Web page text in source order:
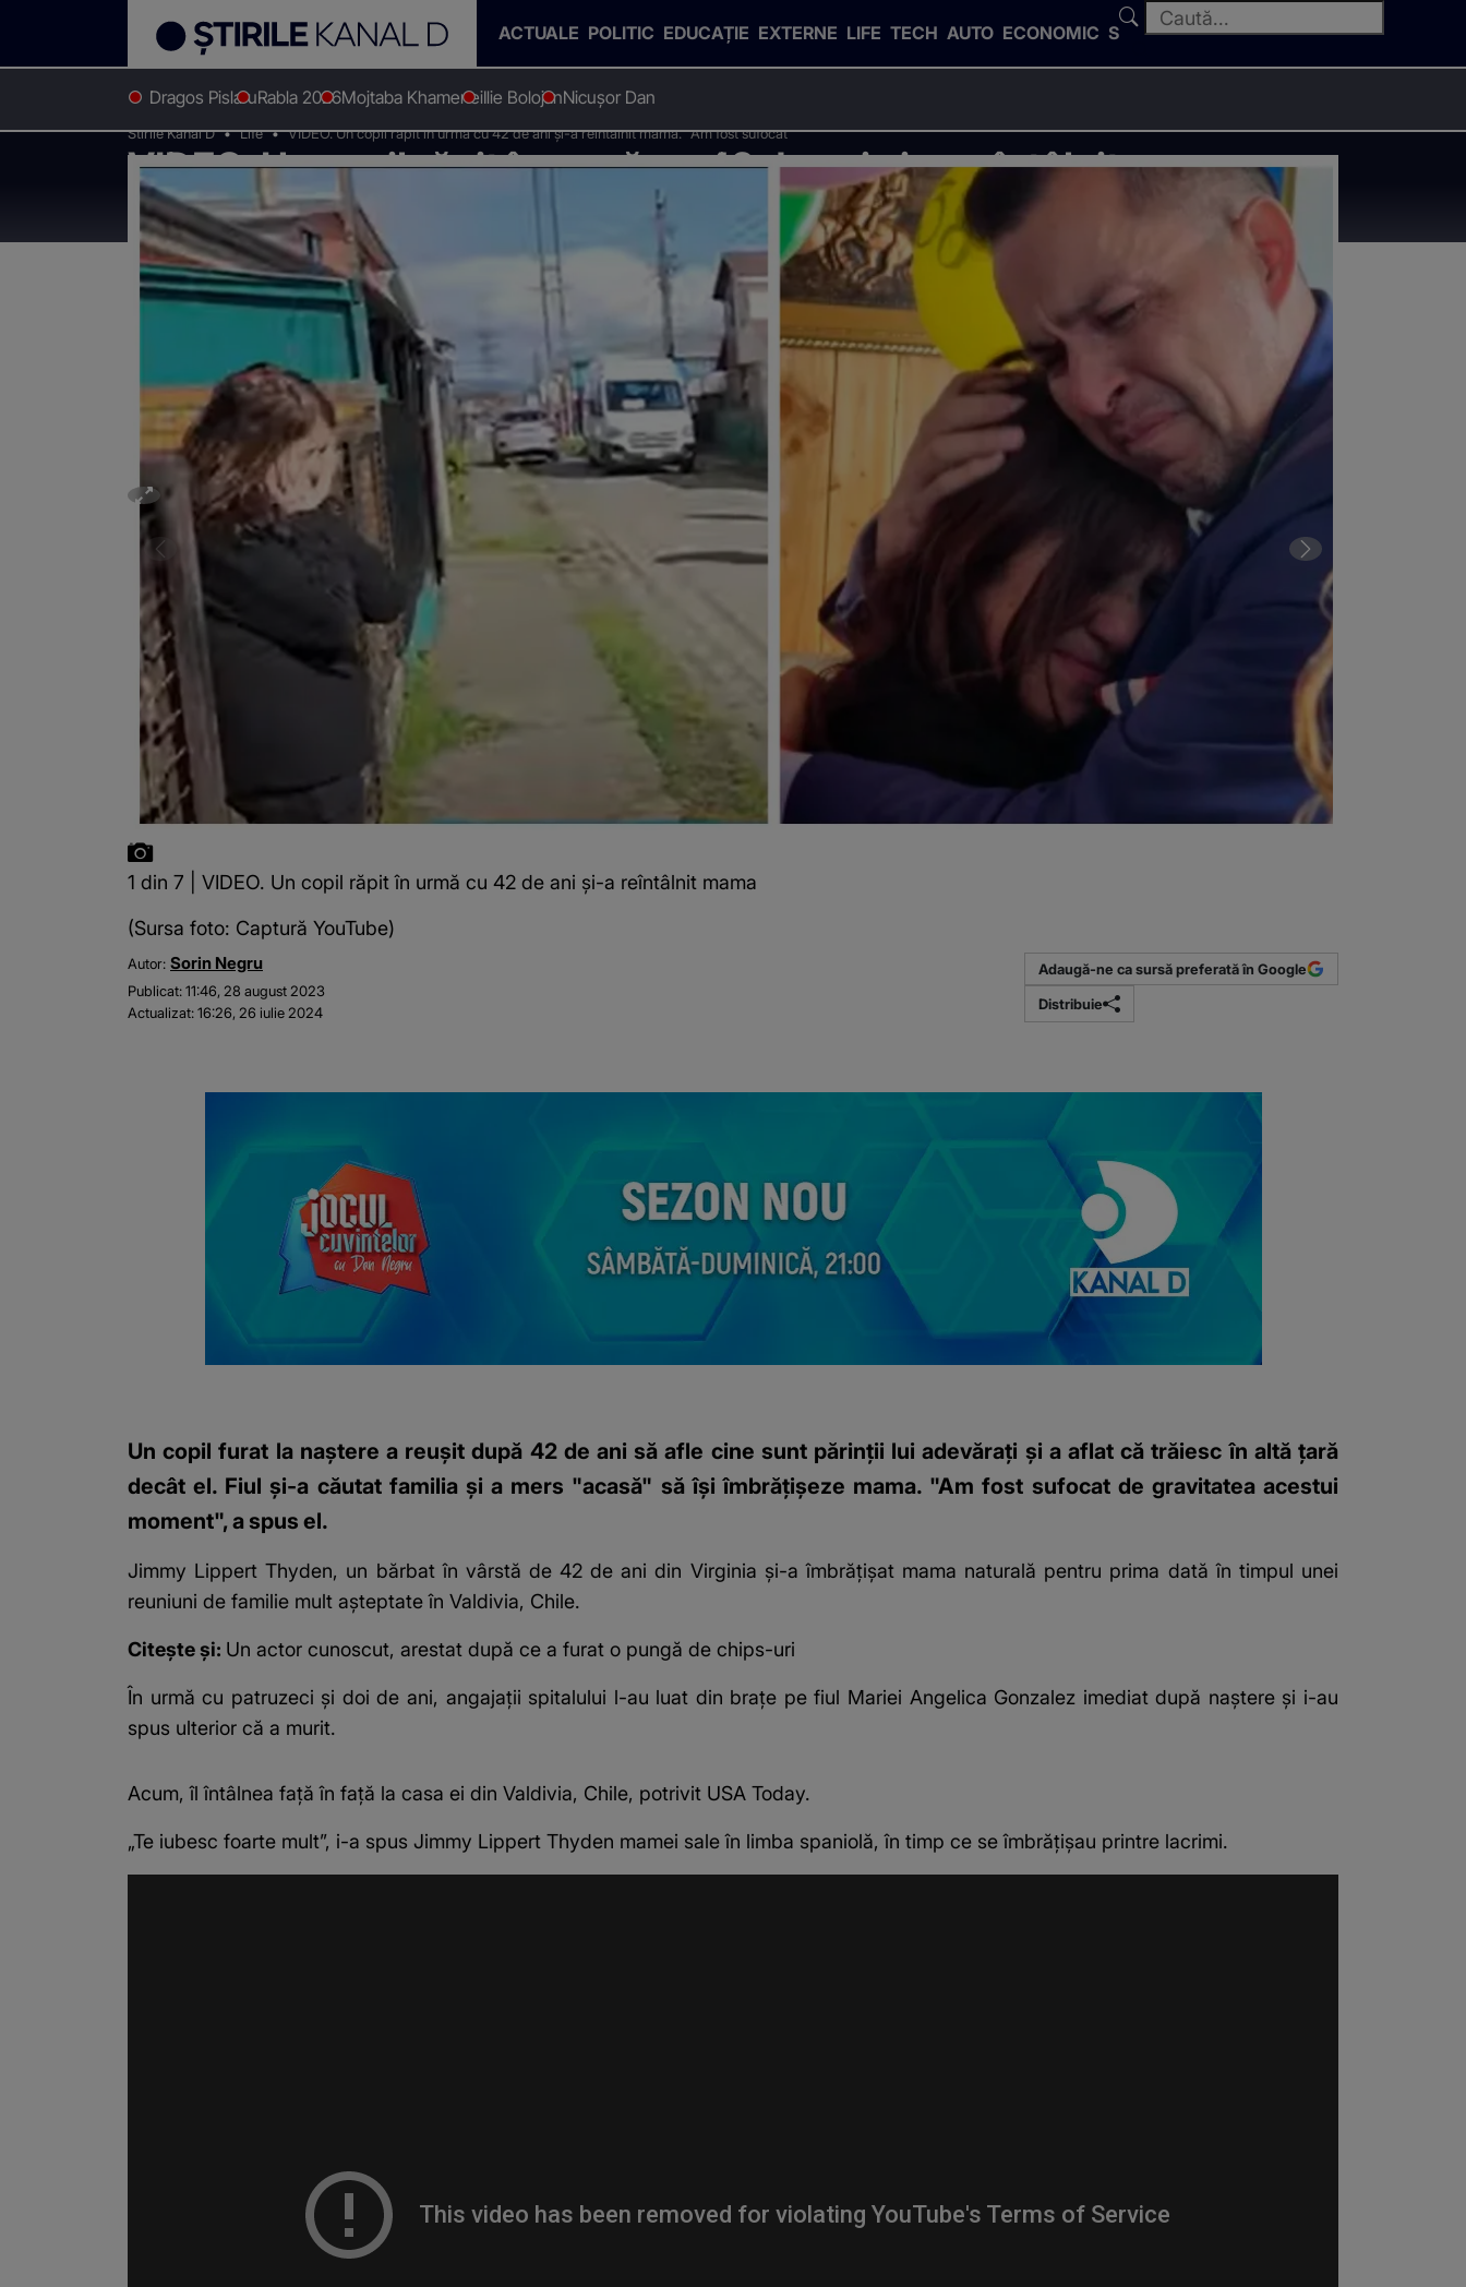
ACTUALE POLITIC EDUCAȚIE EXTERNE LIFE TECH AUTO ECONOMIC SPORT
Dragos PislaruRabla 2026Mojtaba KhameneiIlie BolojanNicușor Dan
Stirile Kanal D Life VIDEO. Un copil răpit în urmă cu 42 de ani și-a reîntâlnit mama. "Am fost sufocat"
VIDEO. Un copil răpit în urmă cu 42 de ani și-a reîntâlnit
mama. "Am fost sufocat"
1 din 7 | VIDEO. Un copil răpit în urmă cu 42 de ani și-a reîntâlnit mama
(Sursa foto: Captură YouTube)
Autor: Sorin Negru
Publicat:11:46, 28 august 2023
Actualizat:16:26, 26 iulie 2024
Adaugă-ne ca sursă preferată în Google
Distribuie
Un copil furat la naștere a reușit după 42 de ani să afle cine sunt părinții lui adevărați și a aflat că trăiesc în altă țară
decât el. Fiul și-a căutat familia și a mers "acasă" să își îmbrățișeze mama. "Am fost sufocat de gravitatea acestui
moment", a spus el.
Jimmy Lippert Thyden, un bărbat în vârstă de 42 de ani din Virginia și-a îmbrățișat mama naturală pentru prima dată în timpul unei
reuniuni de familie mult așteptate în Valdivia, Chile.
Citește și: Un actor cunoscut, arestat după ce a furat o pungă de chips-uri
În urmă cu patruzeci și doi de ani, angajații spitalului l-au luat din brațe pe fiul Mariei Angelica Gonzalez imediat după naștere și i-au
spus ulterior că a murit.
Acum, îl întâlnea față în față la casa ei din Valdivia, Chile, potrivit USA Today.
„Te iubesc foarte mult”, i-a spus Jimmy Lippert Thyden mamei sale în limba spaniolă, în timp ce se îmbrățișau printre lacrimi.